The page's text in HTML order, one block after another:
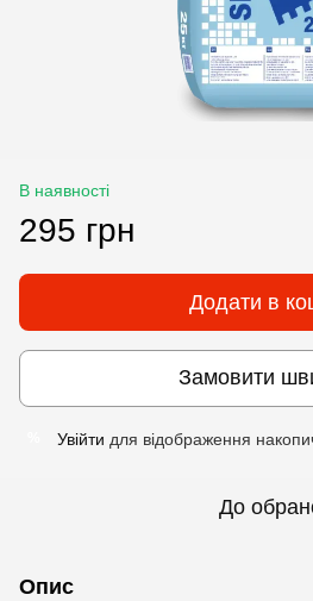
В наявності
295 грн
Додати в
Замовити
Увійти для відображення
До
Опис